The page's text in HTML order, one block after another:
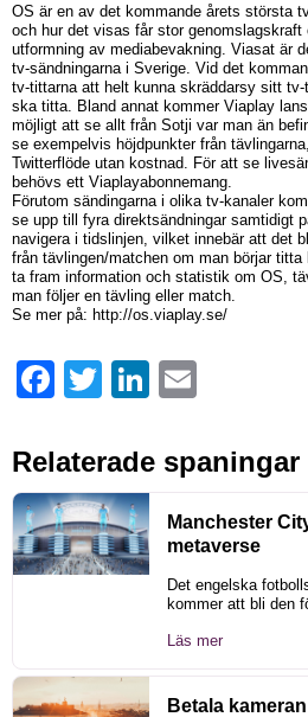
OS är en av det kommande årets största
och hur det visas får stor genomslagskraft
utformning av mediabevakning. Viasat är
tv-sändningarna i Sverige. Vid det
tv-tittarna att helt kunna skräddarsy sitt
ska titta. Bland annat kommer Viaplay
möjligt att se allt från Sotji var man än
se exempelvis höjdpunkter från
Twitterflöde utan kostnad. För att se
behövs ett Viaplayabonnemang.
Förutom sändingarna i olika tv-kanaler
se upp till fyra direktsändningar samtidigt
navigera i tidslinjen, vilket innebär att det
från tävlingen/matchen om man börjar
ta fram information och statistik om OS,
man följer en tävling eller match.
Se mer på: http://os.viaplay.se/
FacebookTwitter LinkedIn
Relaterade spaningar
Manchester
metaverse
Det engelska
kommer att bli den
Läs mer
Betala